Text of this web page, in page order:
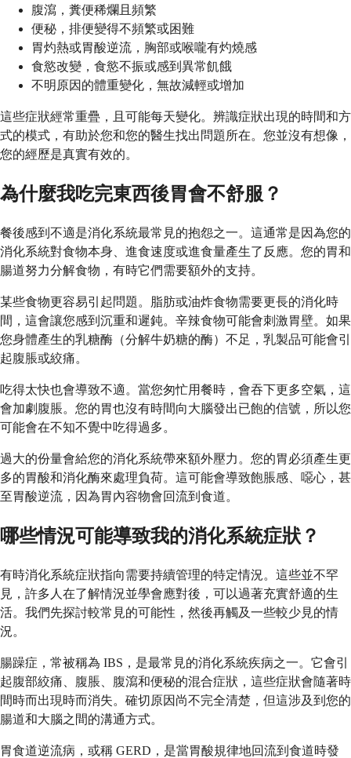
腹瀉，糞便稀爛且頻繁
便秘，排便變得不頻繁或困難
胃灼熱或胃酸逆流，胸部或喉嚨有灼燒感
食慾改變，食慾不振或感到異常飢餓
不明原因的體重變化，無故減輕或增加
這些症狀經常重疊，且可能每天變化。辨識症狀出現的時間和方
式的模式，有助於您和您的醫生找出問題所在。您並沒有想像，
您的經歷是真實有效的。
為什麼我吃完東西後胃會不舒服？
餐後感到不適是消化系統最常見的抱怨之一。這通常是因為您的
消化系統對食物本身、進食速度或進食量產生了反應。您的胃和
腸道努力分解食物，有時它們需要額外的支持。
某些食物更容易引起問題。脂肪或油炸食物需要更長的消化時
間，這會讓您感到沉重和遲鈍。辛辣食物可能會刺激胃壁。如果
您身體產生的乳糖酶（分解牛奶糖的酶）不足，乳製品可能會引
起腹脹或絞痛。
吃得太快也會導致不適。當您匆忙用餐時，會吞下更多空氣，這
會加劇腹脹。您的胃也沒有時間向大腦發出已飽的信號，所以您
可能會在不知不覺中吃得過多。
過大的份量會給您的消化系統帶來額外壓力。您的胃必須產生更
多的胃酸和消化酶來處理負荷。這可能會導致飽脹感、噁心，甚
至胃酸逆流，因為胃內容物會回流到食道。
哪些情況可能導致我的消化系統症狀？
有時消化系統症狀指向需要持續管理的特定情況。這些並不罕
見，許多人在了解情況並學會應對後，可以過著充實舒適的生
活。我們先探討較常見的可能性，然後再觸及一些較少見的情
況。
腸躁症，常被稱為 IBS，是最常見的消化系統疾病之一。它會引
起腹部絞痛、腹脹、腹瀉和便秘的混合症狀，這些症狀會隨著時
間時而出現時而消失。確切原因尚不完全清楚，但這涉及到您的
腸道和大腦之間的溝通方式。
胃食道逆流病，或稱 GERD，是當胃酸規律地回流到食道時發